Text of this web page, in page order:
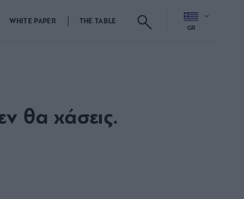
WHITE PAPER THE TABLE
GR
θα χάσεις.